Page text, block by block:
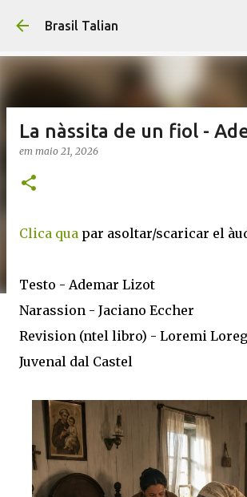
Pular para o conteúdo
Brasil Talian
La nàssita de un fiol -
em maio 21, 2026
Clica qua par asoltar/scaricar el
Testo - Ademar Lizot
Narassion - Jaciano Eccher
Revision (ntel libro) - Loremi
Juvenal dal Castel